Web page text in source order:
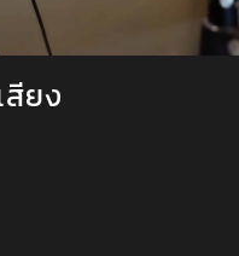
ยง